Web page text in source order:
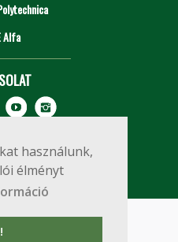
használunk,
élményt
Alfa
Építőmérnöki Kar